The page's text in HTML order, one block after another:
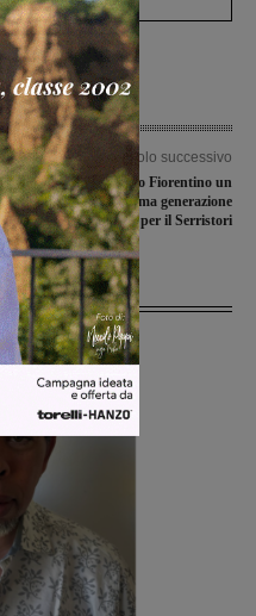
Articolo successivo
Dal Calcit del Valdarno Fiorentino un
elettrobisturi di ultima generazione
per il Serristori